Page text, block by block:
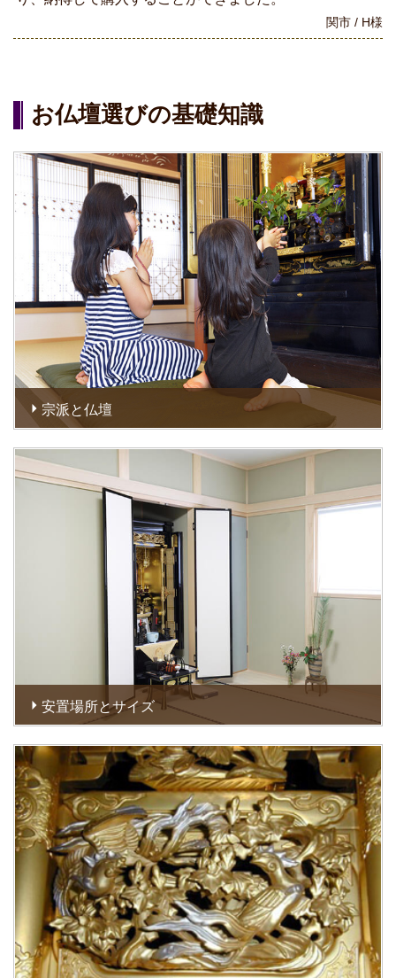
関市 / H様
お仏壇選びの基礎知識
宗派と仏壇
お仏壇を購入するにあたり、最初に行わなければならないの
が、ご自身の仏教・宗派の確認です。もし宗派が分からない
場合は、お世話になっているお寺様にお問い合わせくださ
安置場所とサイズ
お仏壇は仏間に安置するのが一般的ですが、もし仏間がない
間取りの場合は、床の間に安置します。また、仏間も床の間
もないという場合は、清浄でご家族が親しみやすい場所に安
置しましょう。